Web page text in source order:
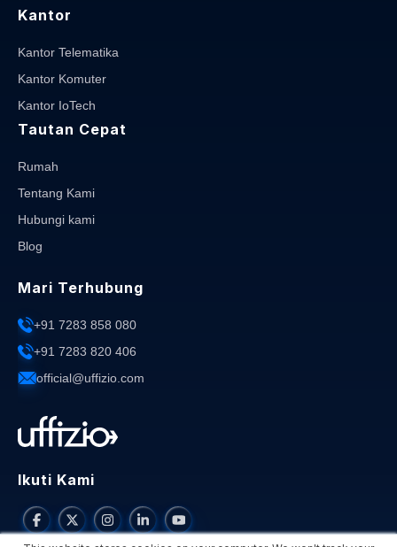
Kantor
Kantor Telematika
Kantor Komuter
Kantor IoTech
Tautan Cepat
Rumah
Tentang Kami
Hubungi kami
Blog
Mari Terhubung
+91 7283 858 080
+91 7283 820 406
official@uffizio.com
Ikuti Kami